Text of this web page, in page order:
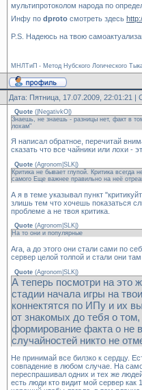
мультипротоколом народа по
Инфу по dproto смотреть здесь
P.S. Надеюсь на твою
МНЛТиП - Метод Нубского Логического
Дата: Пятница, 17.07.2009, 22:01:21
Quote ( |NegativkO| )
Знаешь, не знаешь - разницы нет, факт в
лохам"
Я написал обратное, перечитай
сказать что все чайники или лохи -
Quote (Agronom|SLK| )
Критика не бывает глупой. Критика всегда
самого Еще важнее правильно на неё
А я в теме указывал пункт
злишь тем что хочешь показаться
проблеме а не твоя критика.
Quote (Agronom|SLK| )
На то они и популярные
Ага, а до этого они стали сами по
сервер целой толпой и стали они
Quote (Agronom|SLK| )
А теперь посмотри на
стадии начала игры на
коннектятся по ИПу и их
от знакомых до тебя о
формирование факта о не
случайностей никто не
Не принимай все билзко к сердцу.
совпадение в любом случае. На
переспрашивал одних и тех же
есть люди кто видит мой сервер